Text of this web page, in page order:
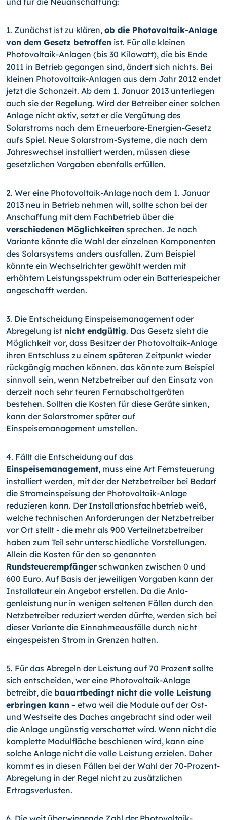
1. Zunächst ist zu klären, ob die Photovoltaik-Anlage
von dem Gesetz betroffen ist. Für alle kleinen
Photovoltaik-Anlagen (bis 30 Kilowatt), die bis Ende
2011 in Be­trieb gegangen sind, ändert sich nichts. Bei
kleinen Photovoltaik-Anlagen aus dem Jahr 2012 endet
jetzt die Schonzeit. Ab dem 1. Januar 2013 unterliegen
auch sie der Regelung. Wird der Betreiber einer solchen
Anlage nicht aktiv, setzt er die Vergütung des
Solarstroms nach dem Erneuerbare-Energien-Gesetz
aufs Spiel. Neue Solarstrom-Systeme, die nach dem
Jahreswechsel installiert werden, müssen diese
gesetzlichen Vorgaben ebenfalls erfüllen.
2. Wer eine Photovoltaik-Anlage nach dem 1. Januar
2013 neu in Betrieb nehmen will, sollte schon bei der
Anschaffung mit dem Fachbetrieb über die
verschiedenen Mög­lichkeiten sprechen. Je nach
Variante könnte die Wahl der einzelnen Komponenten
des Solarsystems anders ausfallen. Zum Beispiel
könnte ein Wechselrichter gewählt werden mit
erhöhtem Leistungsspektrum oder ein Batteriespeicher
angeschafft wer­den.
3. Die Entscheidung Einspeisemanagement oder
Abregelung ist nicht endgültig. Das Gesetz sieht die
Möglichkeit vor, dass Besitzer der Photovoltaik-Anlage
ihren Ent­schluss zu einem späteren Zeitpunkt wieder
rückgängig machen können. das könnte zum Beispiel
sinnvoll sein, wenn Netzbetreiber auf den Einsatz von
derzeit noch sehr teuren Fernabschaltgeräten
bestehen. Sollten die Kosten für diese Geräte sinken,
kann der Solarstromer später auf
Einspeisemanagement umstellen.
4. Fällt die Entscheidung auf das
Einspeisemanagement, muss eine Art Fernsteue­rung
installiert werden, mit der der Netzbetreiber bei Bedarf
die Stromeinspeisung der Photovoltaik-Anlage
reduzieren kann. Der Installationsfachbetrieb weiß,
welche tech­nischen Anforderungen der Netzbetreiber
vor Ort stellt - die mehr als 900 Verteilnetz­betreiber
haben zum Teil sehr unterschiedliche Vorstellungen.
Allein die Kosten für den so genannten
Rundsteuerempfänger schwanken zwischen 0 und
600 Euro. Auf Ba­sis der jeweiligen Vorgaben kann der
Installateur ein Angebot erstellen. Da die Anla­
genleistung nur in wenigen seltenen Fällen durch den
Netzbetreiber reduziert werden dürfte, werden sich bei
dieser Variante die Einnahmeausfälle durch nicht
eingespeisten Strom in Grenzen halten.
5. Für das Abregeln der Leistung auf 70 Prozent sollte
sich entscheiden, wer eine Photovoltaik-Anlage
betreibt, die bauartbedingt nicht die volle Leistung
erbringen kann – etwa weil die Module auf der Ost-
und Westseite des Daches angebracht sind oder weil
die Anlage ungünstig verschattet wird. Wenn nicht die
komplette Modulflä­che beschienen wird, kann eine
solche Anlage nicht die volle Leistung erzielen. Daher
kommt es in diesen Fällen bei der Wahl der 70-Prozent-
Abregelung in der Regel nicht zu zusätzlichen
Ertragsverlusten.